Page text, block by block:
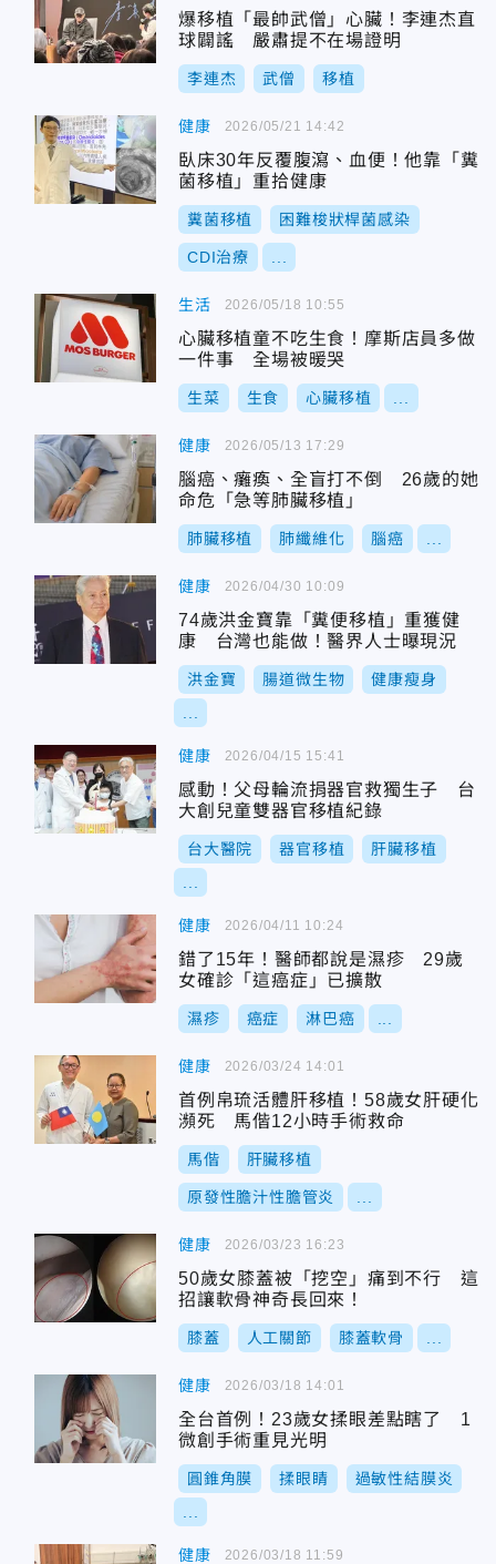
爆移植「最帥武僧」心臟！李連杰直
球闢謠 嚴肅提不在場證明
李連杰 武僧 移植
健康
臥床30年反覆腹瀉、血便！他靠「糞
菌移植」重拾健康
糞菌移植 困難梭狀桿菌感染
CDI治療
2026/05/21 14:42
生活
心臟移植童不吃生食！摩斯店員多做
一件事 全場被暖哭
生菜 生食 心臟移植
2026/05/18 10:55
健康
腦癌、癱瘓、全盲打不倒 26歲的她
命危「急等肺臟移植」
肺臟移植 肺纖維化 腦癌
2026/05/13 17:29
健康
74歲洪金寶靠「糞便移植」重獲健
康 台灣也能做！醫界人士曝現況
洪金寶 腸道微生物 健康瘦身
2026/04/30 10:09
健康
感動！父母輪流捐器官救獨生子 台
大創兒童雙器官移植紀錄
台大醫院 器官移植 肝臟移植
2026/04/15 15:41
健康
錯了15年！醫師都說是濕疹 29歲
女確診「這癌症」已擴散
濕疹 癌症 淋巴癌
2026/04/11 10:24
健康
首例帛琉活體肝移植！58歲女肝硬化
瀕死 馬偕12小時手術救命
馬偕 肝臟移植
原發性膽汁性膽管炎
2026/03/24 14:01
健康
50歲女膝蓋被「挖空」痛到不行 這
招讓軟骨神奇長回來！
膝蓋 人工關節 膝蓋軟骨
2026/03/23 16:23
健康
全台首例！23歲女揉眼差點瞎了 1
微創手術重見光明
圓錐角膜 揉眼睛 過敏性結膜炎
2026/03/18 14:01
健康 2026/03/18 11:59